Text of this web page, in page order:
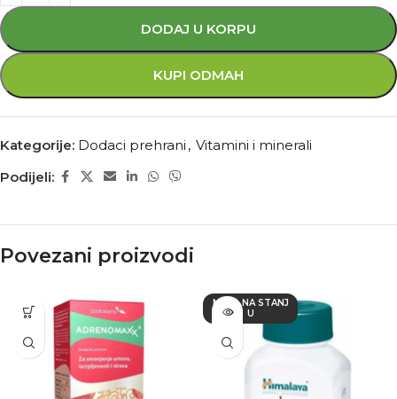
DODAJ U KORPU
KUPI ODMAH
Kategorije: Dodaci prehrani , Vitamini i minerali
Podijeli:
Povezani proizvodi
NEMA NA STANJ
U